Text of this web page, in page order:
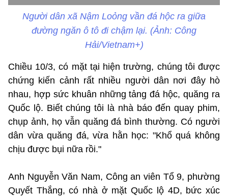
Người dân xã Nậm Loỏng vần đá hộc ra giữa
đường ngăn ô tô đi chậm lại. (Ảnh: Công
Hải/Vietnam+)
Chiều 10/3, có mặt tại hiện trường, chúng tôi được
chứng kiến cảnh rất nhiều người dân nơi đây hò
nhau, hợp sức khuân những tảng đá hộc, quăng ra
Quốc lộ. Biết chúng tôi là nhà báo đến quay phim,
chụp ảnh, họ vẫn quăng đá bình thường. Có người
dân vừa quăng đá, vừa hằn học: "Khổ quá không
chịu được bụi nữa rồi."
Anh Nguyễn Văn Nam, Công an viên Tổ 9, phường
Quyết Thắng, có nhà ở mặt Quốc lộ 4D, bức xúc